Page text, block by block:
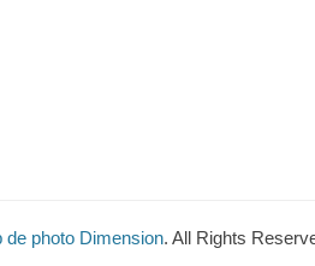
de photo Dimension. All Rights